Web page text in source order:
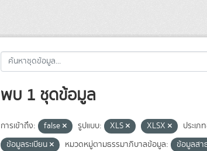
พบ 1 ชุดข้อมูล
การเข้าถึง: false รูปแบบ: XLS XLSX
ประเ
ข้อมูลระเบียน
หมวดหมู่ตามธรรมาภิบาลข้อมูล: ข้อมูลสา